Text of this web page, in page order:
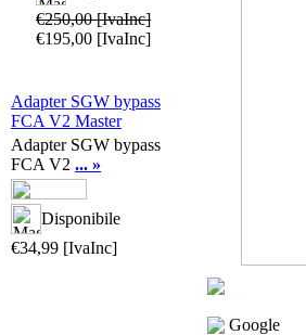
€250,00[IvaInc]
€195,00 [IvaInc]
Adapter SGW bypass
FCA V2 Master
Adapter SGW bypass
FCA V2 ... »
Disponibile
€34,99 [IvaInc]
Google